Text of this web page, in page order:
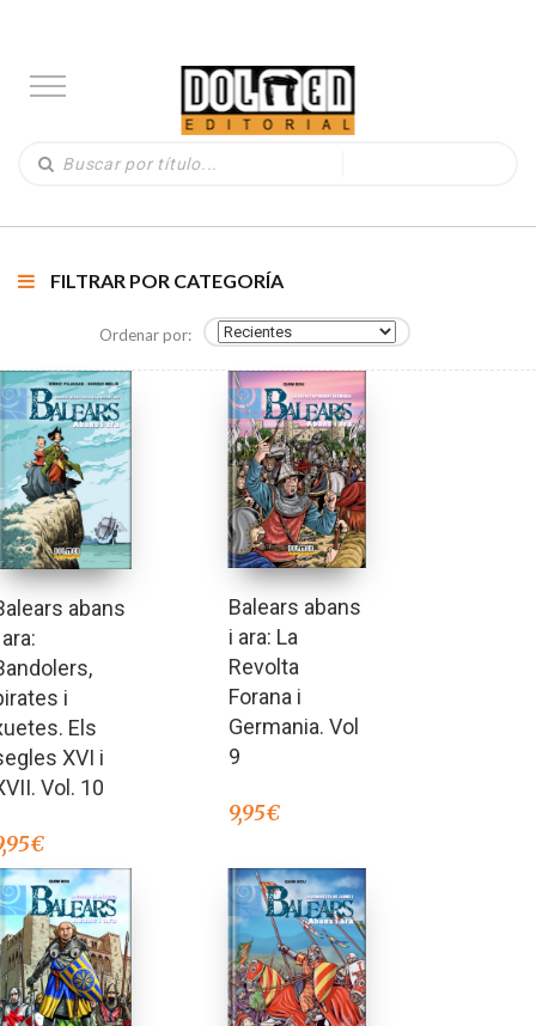
FILTRAR POR CATEGORÍA
Ordenar por:
abans
i
Els
XVI i
Vol. 10
€
Balears abans
i ara: La
Revolta
Forana i
Germania. Vol
9
9,95€